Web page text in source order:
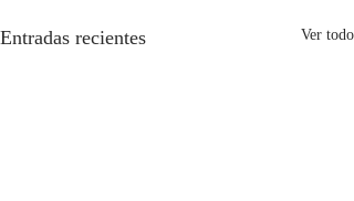
Entradas recientes Ver todo